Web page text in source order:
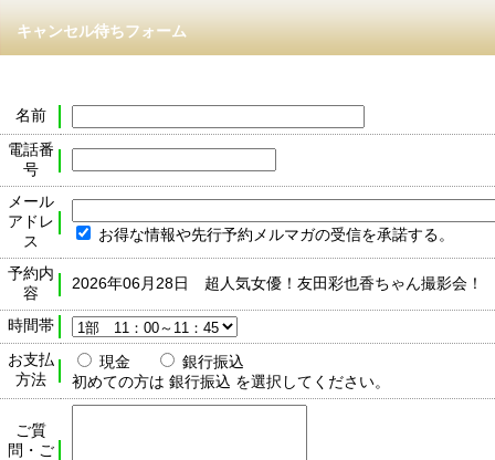
キャンセル待ちフォーム
名前
電話番
号
メール
アドレ
ス
お得な情報や先行予約メルマガの受信を承諾する。
予約内
容
2026年06月28日 超人気女優！友田彩也香ちゃん撮影会！
時間帯
お支払
方法
現金
銀行振込
初めての方は 銀行振込 を選択してください。
ご質
問・ご